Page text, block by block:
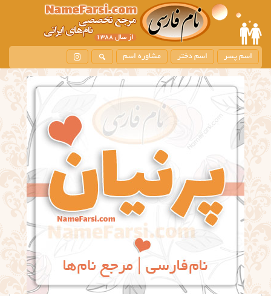
m
i
c
n
t
اسم پسر اسم دختر مشاوره اسم